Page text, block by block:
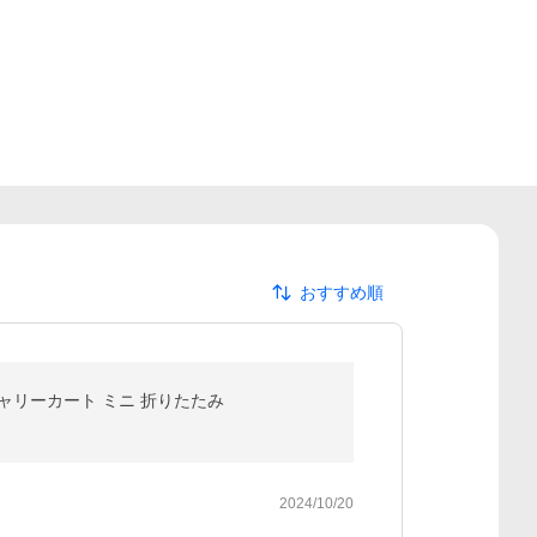
おすすめ順
リーカート ミニ 折りたたみ
2024/10/20